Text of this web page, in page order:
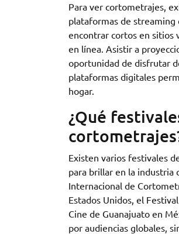
Para ver cortometrajes,
plataformas de streaming
encontrar cortos en sitios
en línea. Asistir a
oportunidad de disfrutar
plataformas digitales
hogar.
¿Qué
Existen varios festivales
para brillar en la industria
Internacional de
Estados Unidos, el
Cine de Guanajuato en
por audiencias globales,